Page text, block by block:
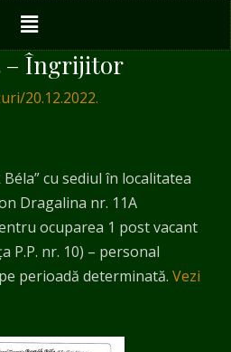
Menu
– Îngrijitor
/20.12.2022.
cu sediul în localitatea
Dragalina nr. 11A
ocuparea 1 post vacant
P.P. nr. 10) – personal
perioadă determinată. Vezi